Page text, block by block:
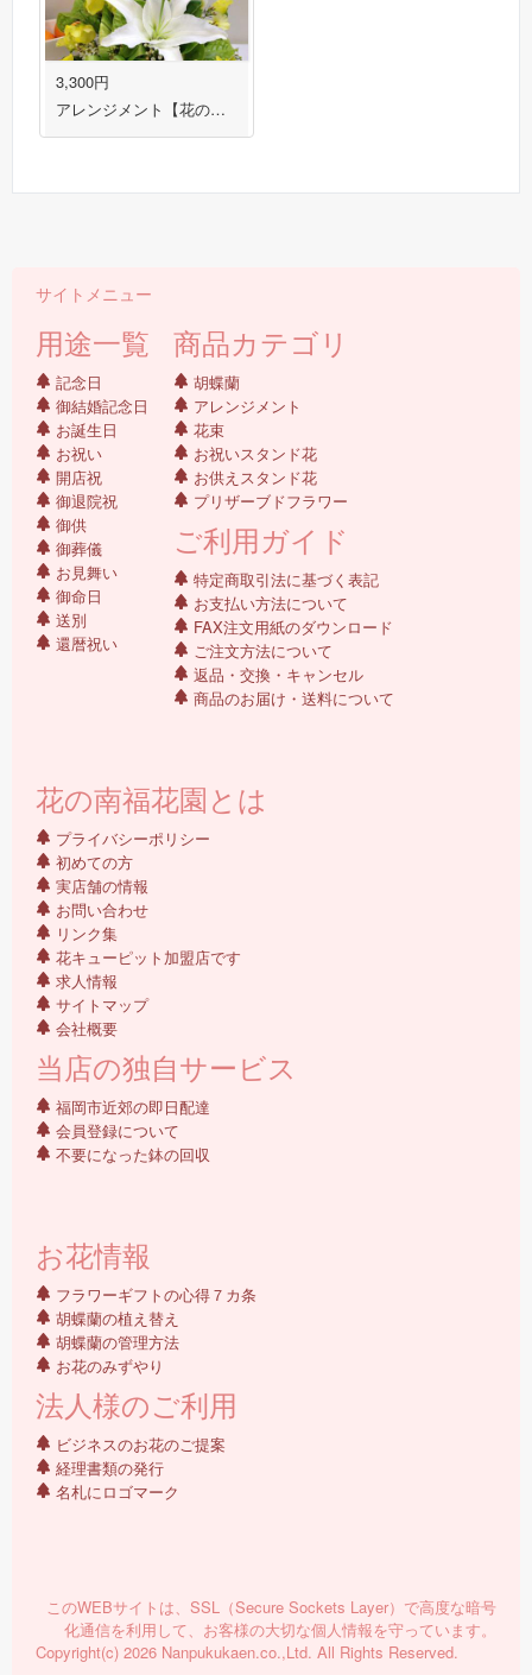
3,300円
アレンジメント【花の南福花園オリジナル】
サイトメニュー
用途一覧
記念日
御結婚記念日
お誕生日
お祝い
開店祝
御退院祝
御供
御葬儀
お見舞い
御命日
送別
還暦祝い
商品カテゴリ
胡蝶蘭
アレンジメント
花束
お祝いスタンド花
お供えスタンド花
プリザーブドフラワー
ご利用ガイド
特定商取引法に基づく表記
お支払い方法について
FAX注文用紙のダウンロード
ご注文方法について
返品・交換・キャンセル
商品のお届け・送料について
花の南福花園とは
プライバシーポリシー
初めての方
実店舗の情報
お問い合わせ
リンク集
花キューピット加盟店です
求人情報
サイトマップ
会社概要
当店の独自サービス
福岡市近郊の即日配達
会員登録について
不要になった鉢の回収
お花情報
フラワーギフトの心得７カ条
胡蝶蘭の植え替え
胡蝶蘭の管理方法
お花のみずやり
法人様のご利用
ビジネスのお花のご提案
経理書類の発行
名札にロゴマーク
このWEBサイトは、SSL（Secure Sockets Layer）で高度な暗号
化通信を利用して、お客様の大切な個人情報を守っています。
Copyright(c) 2026 Nanpukukaen.co.,Ltd. All Rights Reserved.